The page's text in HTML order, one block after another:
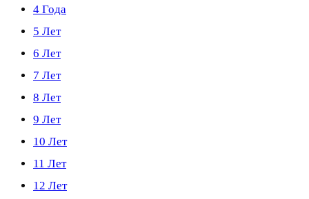
4 Года
5 Лет
6 Лет
7 Лет
8 Лет
9 Лет
10 Лет
11 Лет
12 Лет